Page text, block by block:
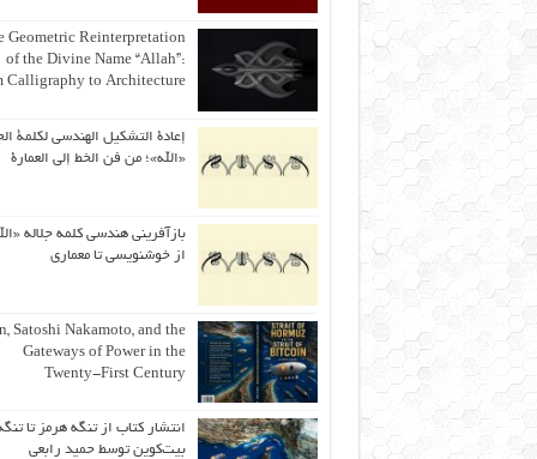
Geometric Reinterpretation
of the Divine Name “Allah”:
Calligraphy to Architecture
إعادة التشكيل الهندسي لكلمة
«الله»؛ من فن الخط إلى العمارة
بازآفرینی هندسی کلمه جلاله
از خوشنویسی تا معماری
Satoshi Nakamoto, and the
Gateways of Power in the
Twenty-First Century
انتشار کتاب از تنگه هرمز تا
بیت‌کوین توسط حمید رابعی